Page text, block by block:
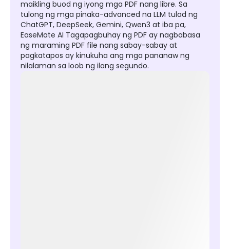
maikling buod ng iyong mga PDF nang libre. Sa
tulong ng mga pinaka-advanced na LLM tulad ng
ChatGPT, DeepSeek, Gemini, Qwen3 at iba pa,
EaseMate AI Tagapagbuhay ng PDF ay nagbabasa
ng maraming PDF file nang sabay-sabay at
pagkatapos ay kinukuha ang mga pananaw ng
nilalaman sa loob ng ilang segundo.